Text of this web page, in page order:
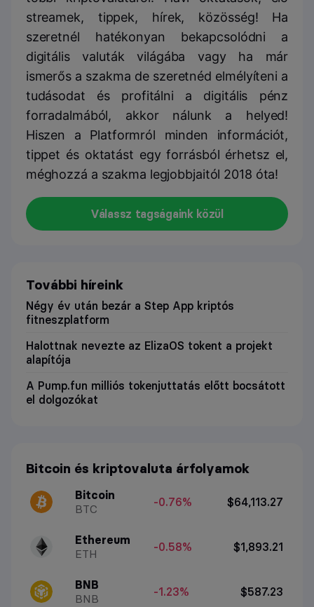
streamek, tippek, hírek, közösség! Ha
szeretnél hatékonyan bekapcsolódni a
digitális valuták világába vagy ha már
ismerős a szakma de szeretnéd elmélyíteni a
tudásodat és profitálni a digitális pénz
forradalmából, akkor nálunk a helyed!
Hiszen a Platformról minden információt,
tippet és oktatást egy forrásból érhetsz el,
méghozzá a szakma legjobbjaitól 2018 óta!
Válassz tagságaink közül
További híreink
Négy év után bezár a Step App kriptós
fitneszplatform
Halottnak nevezte az ElizaOS tokent a projekt
alapítója
A Pump.fun milliós tokenjuttatás előtt bocsátott
el dolgozókat
Bitcoin és kriptovaluta árfolyamok
Bitcoin
BTC
-0.76% $64,113.27
Ethereum
ETH
-0.58% $1,893.21
BNB
BNB
-1.23% $587.23